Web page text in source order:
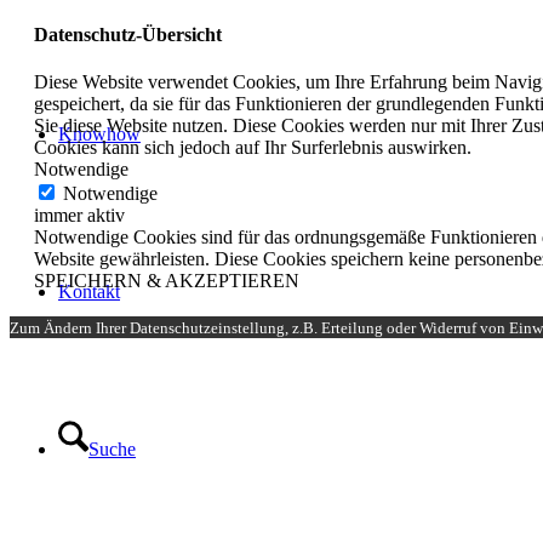
Knowhow
Kontakt
Suche
Datenschutz-Übersicht
Diese Website verwendet Cookies, um Ihre Erfahrung beim
gespeichert, da sie für das Funktionieren der grundlegenden
Sie diese Website nutzen. Diese Cookies werden nur mit Ihrer
Cookies kann sich jedoch auf Ihr Surferlebnis auswirken.
Notwendige
Notwendige
immer aktiv
Notwendige Cookies sind für das ordnungsgemäße
Website gewährleisten. Diese Cookies speichern keine
SPEICHERN & AKZEPTIEREN
Zum Ändern Ihrer Datenschutzeinstellung, z.B. Erteilung oder Widerruf von